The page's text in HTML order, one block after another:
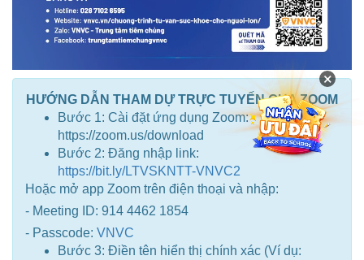
HƯỚNG DẪN THAM DỰ TRỰC TUYẾN QUA ZOOM
Bước 1: Cài đặt ứng dụng Zoom:
https://zoom.us/download
Bước 2: Đăng nhập link:
https://bit.ly/LTVSKNTT-VNVC2
Hoặc mở app Zoom trên điện thoại và nhập:
- Meeting ID: 914 4462 1854
- Passcode: VNVC
Bước 3: Điền tên hiển thị chính xác (Ví dụ:
×